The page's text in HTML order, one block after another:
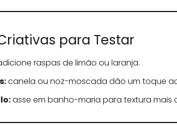
para Testar
raspas de limão ou laranja.
canela ou noz-moscada dão um toque
asse em banho-maria para textura mais